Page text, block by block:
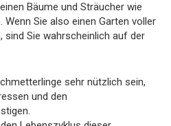
Bäume und Sträucher wie
Wenn Sie also einen Garten voller
sind Sie wahrscheinlich auf der
sehr nützlich sein,
und den